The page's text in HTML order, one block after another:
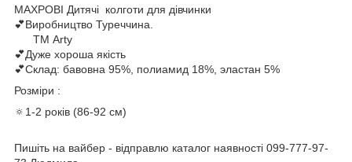
МАХРОВІ Дитячі колготи для дівчинки
💕Виробництво Туреччина.
ТМ Arty
💕Дуже хороша якість
💕Склад: бавовна 95%, полиамид 18%, эластан 5%
Розміри :
🔅1-2 років (86-92 см)
Пишіть на вайбер - відправлю каталог наявності 099-777-97-